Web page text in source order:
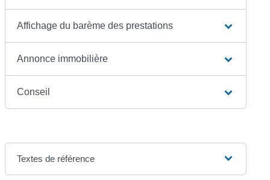
Affichage du barème des prestations
Annonce immobilière
Conseil
Textes de référence